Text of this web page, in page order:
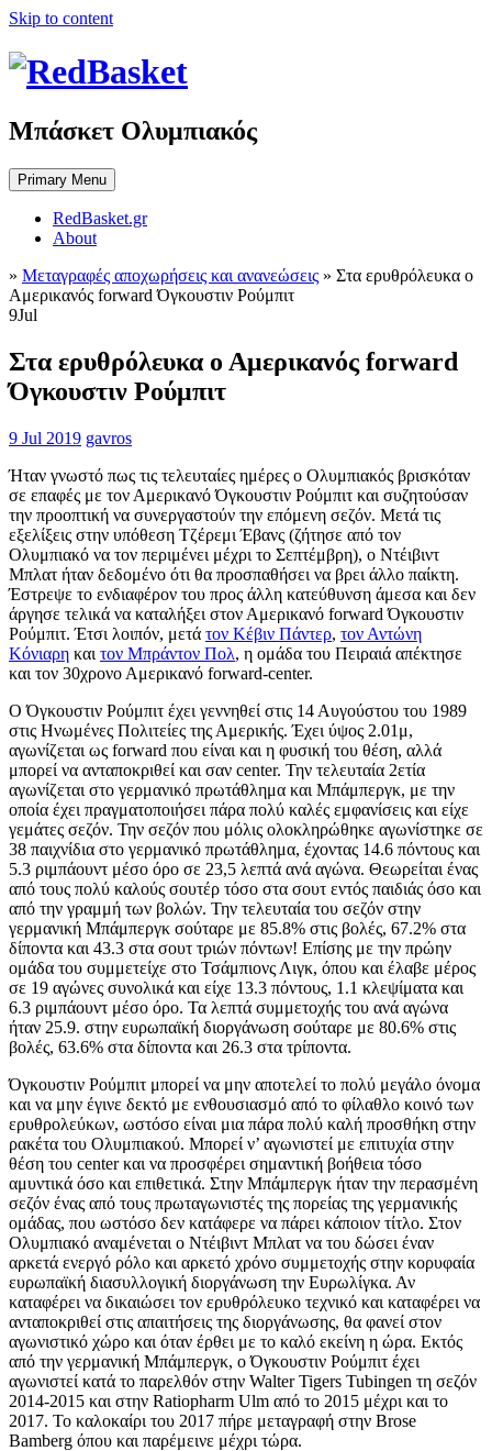
Skip to content
Μπάσκετ Ολυμπιακός
Primary Menu
RedBasket.gr
About
» Μεταγραφές αποχωρήσεις και ανανεώσεις » Στα ερυθρόλευκα ο
Αμερικανός forward Όγκουστιν Ρούμπιτ
9Jul
Στα ερυθρόλευκα ο Αμερικανός forward
Όγκουστιν Ρούμπιτ
9 Jul 2019 gavros
Ήταν γνωστό πως τις τελευταίες ημέρες ο Ολυμπιακός βρισκόταν
σε επαφές με τον Αμερικανό Όγκουστιν Ρούμπιτ και συζητούσαν
την προοπτική να συνεργαστούν την επόμενη σεζόν. Μετά τις
εξελίξεις στην υπόθεση Τζέρεμι Έβανς (ζήτησε από τον
Ολυμπιακό να τον περιμένει μέχρι το Σεπτέμβρη), ο Ντέιβιντ
Μπλατ ήταν δεδομένο ότι θα προσπαθήσει να βρει άλλο παίκτη.
Έστρεψε το ενδιαφέρον του προς άλλη κατεύθυνση άμεσα και δεν
άργησε τελικά να καταλήξει στον Αμερικανό forward Όγκουστιν
Ρούμπιτ. Έτσι λοιπόν, μετά τον Κέβιν Πάντερ, τον Αντώνη
Κόνιαρη και τον Μπράντον Πολ, η ομάδα του Πειραιά απέκτησε
και τον 30χρονο Αμερικανό forward-center.
Ο Όγκουστιν Ρούμπιτ έχει γεννηθεί στις 14 Αυγούστου του 1989
στις Ηνωμένες Πολιτείες της Αμερικής. Έχει ύψος 2.01μ,
αγωνίζεται ως forward που είναι και η φυσική του θέση, αλλά
μπορεί να ανταποκριθεί και σαν center. Την τελευταία 2ετία
αγωνίζεται στο γερμανικό πρωτάθλημα και Μπάμπεργκ, με την
οποία έχει πραγματοποιήσει πάρα πολύ καλές εμφανίσεις και είχε
γεμάτες σεζόν. Την σεζόν που μόλις ολοκληρώθηκε αγωνίστηκε σε
38 παιχνίδια στο γερμανικό πρωτάθλημα, έχοντας 14.6 πόντους και
5.3 ριμπάουντ μέσο όρο σε 23,5 λεπτά ανά αγώνα. Θεωρείται ένας
από τους πολύ καλούς σουτέρ τόσο στα σουτ εντός παιδιάς όσο και
από την γραμμή των βολών. Την τελευταία του σεζόν στην
γερμανική Μπάμπεργκ σούταρε με 85.8% στις βολές, 67.2% στα
δίποντα και 43.3 στα σουτ τριών πόντων! Επίσης με την πρώην
ομάδα του συμμετείχε στο Τσάμπιονς Λιγκ, όπου και έλαβε μέρος
σε 19 αγώνες συνολικά και είχε 13.3 πόντους, 1.1 κλεψίματα και
6.3 ριμπάουντ μέσο όρο. Τα λεπτά συμμετοχής του ανά αγώνα
ήταν 25.9. στην ευρωπαϊκή διοργάνωση σούταρε με 80.6% στις
βολές, 63.6% στα δίποντα και 26.3 στα τρίποντα.
Όγκουστιν Ρούμπιτ μπορεί να μην αποτελεί το πολύ μεγάλο όνομα
και να μην έγινε δεκτό με ενθουσιασμό από το φίλαθλο κοινό των
ερυθρολεύκων, ωστόσο είναι μια πάρα πολύ καλή προσθήκη στην
ρακέτα του Ολυμπιακού. Μπορεί ν’ αγωνιστεί με επιτυχία στην
θέση του center και να προσφέρει σημαντική βοήθεια τόσο
αμυντικά όσο και επιθετικά. Στην Μπάμπεργκ ήταν την περασμένη
σεζόν ένας από τους πρωταγωνιστές της πορείας της γερμανικής
ομάδας, που ωστόσο δεν κατάφερε να πάρει κάποιον τίτλο. Στον
Ολυμπιακό αναμένεται ο Ντέιβιντ Μπλατ να του δώσει έναν
αρκετά ενεργό ρόλο και αρκετό χρόνο συμμετοχής στην κορυφαία
ευρωπαϊκή διασυλλογική διοργάνωση την Ευρωλίγκα. Αν
καταφέρει να δικαιώσει τον ερυθρόλευκο τεχνικό και καταφέρει να
ανταποκριθεί στις απαιτήσεις της διοργάνωσης, θα φανεί στον
αγωνιστικό χώρο και όταν έρθει με το καλό εκείνη η ώρα. Εκτός
από την γερμανική Μπάμπεργκ, ο Όγκουστιν Ρούμπιτ έχει
αγωνιστεί κατά το παρελθόν στην Walter Tigers Tubingen τη σεζόν
2014-2015 και στην Ratiopharm Ulm από το 2015 μέχρι και το
2017. Το καλοκαίρι του 2017 πήρε μεταγραφή στην Brose
Bamberg όπου και παρέμεινε μέχρι τώρα.